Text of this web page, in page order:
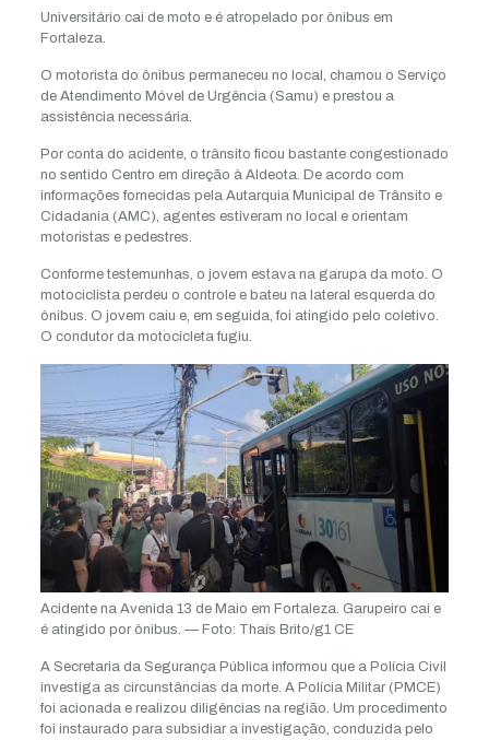
Universitário cai de moto e é atropelado por ônibus em
Fortaleza.
O motorista do ônibus permaneceu no local, chamou o Serviço
de Atendimento Móvel de Urgência (Samu) e prestou a
assistência necessária.
Por conta do acidente, o trânsito ficou bastante congestionado
no sentido Centro em direção à Aldeota. De acordo com
informações fornecidas pela Autarquia Municipal de Trânsito e
Cidadania (AMC), agentes estiveram no local e orientam
motoristas e pedestres.
Conforme testemunhas, o jovem estava na garupa da moto. O
motociclista perdeu o controle e bateu na lateral esquerda do
ônibus. O jovem caiu e, em seguida, foi atingido pelo coletivo.
O condutor da motocicleta fugiu.
Acidente na Avenida 13 de Maio em Fortaleza. Garupeiro cai e
é atingido por ônibus. — Foto: Thaís Brito/g1 CE
A Secretaria da Segurança Pública informou que a Polícia Civil
investiga as circunstâncias da morte. A Polícia Militar (PMCE)
foi acionada e realizou diligências na região. Um procedimento
foi instaurado para subsidiar a investigação, conduzida pelo